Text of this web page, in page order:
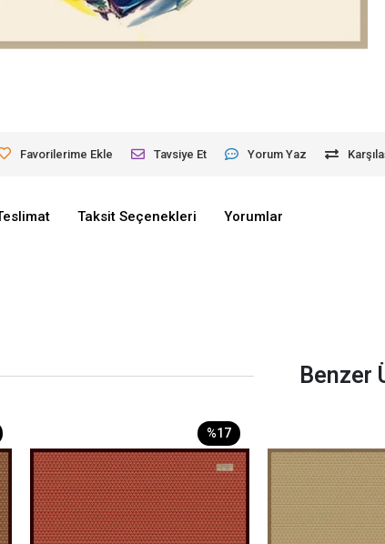
Favorilerime Ekle Tavsiye Et Yorum Yaz
Taksit Seçenekleri Yorumlar
Benzer
%17